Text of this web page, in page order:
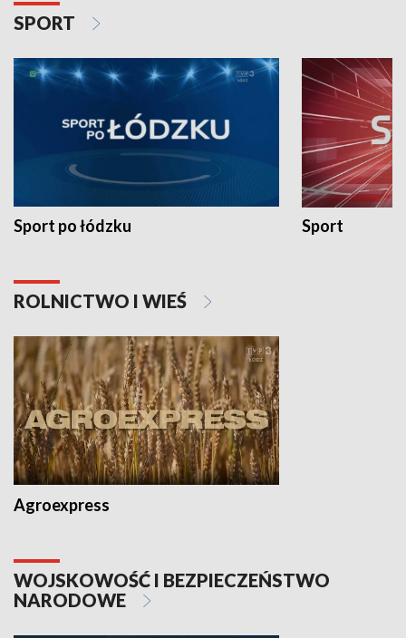
SPORT
Sport po łódzku Sport
ROLNICTWO I WIEŚ
Agroexpress
WOJSKOWOŚĆ I BEZPIECZEŃSTWO
NARODOWE